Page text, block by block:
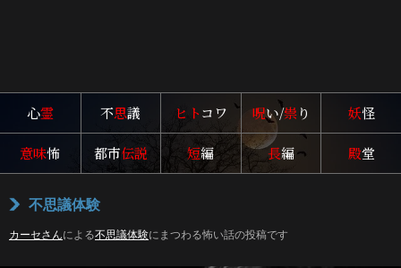
心霊 不思議 ヒトコワ 呪い/祟り 妖怪
意味怖 都市伝説 短編 長編 殿堂
不思議体験
カーセさんによる不思議体験にまつわる怖い話の投稿です